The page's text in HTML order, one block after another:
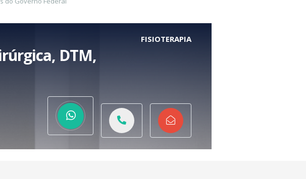
FISIOTERAPIA
DTM,